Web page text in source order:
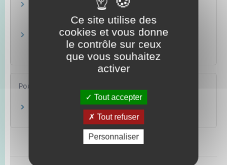
Litige avec la police ou un autre organisme
chargé de la sécurité
Papiers – Citoyenneté – Élections
Recours gracieux, hiérarchique, obligatoire
Papiers – Citoyenneté – Élections
Pour en savoir plus
Site du Défenseur des droits
Défenseur des droits
Ce site utilise des
cookies et vous donne
le contrôle sur ceux
que vous souhaitez
activer
Tout accepter
Tout refuser
Personnaliser